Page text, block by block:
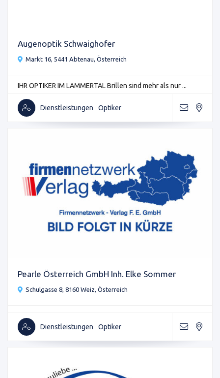
Augenoptik Schwaighofer
Markt 16, 5441 Abtenau, Österreich
IHR OPTIKER IM LAMMERTAL Brillen sind mehr als nur ...
Dienstleistungen Optiker
Pearle Österreich GmbH Inh. Elke Sommer
Schulgasse 8, 8160 Weiz, Österreich
Dienstleistungen Optiker